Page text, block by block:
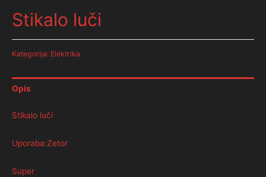
Stikalo luči
Kategorija: Elektrika
Opis
Stikalo luči
Uporaba:Zetor
Super